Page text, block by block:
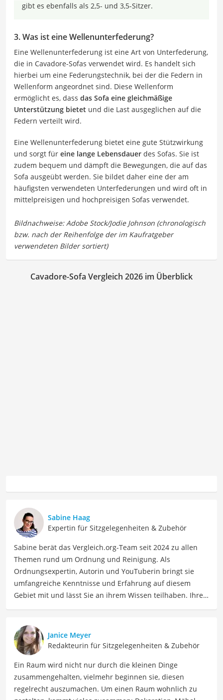
gibt es ebenfalls als 2,5- und 3,5-Sitzer.
3. Was ist eine Wellenunterfederung?
Eine Wellenunterfederung ist eine Art von Unterfederung,
die in Cavadore-Sofas verwendet wird. Es handelt sich
hierbei um eine Federungstechnik, bei der die Federn in
Wellenform angeordnet sind. Diese Wellenform
ermöglicht es, dass das Sofa eine gleichmäßige
Unterstützung bietet und die Last ausgeglichen auf die
Federn verteilt wird.
Eine Wellenunterfederung bietet eine gute Stützwirkung
und sorgt für eine lange Lebensdauer des Sofas. Sie ist
zudem bequem und dämpft die Bewegungen, die auf das
Sofa ausgeübt werden. Sie bildet daher eine der am
häufigsten verwendeten Unterfederungen und wird oft in
mittelpreisigen und hochpreisigen Sofas verwendet.
Cavadore-Sofa Vergleich 2026 im Überblick
Sabine Haag
Expertin für Sitzgelegenheiten & Zubehör
Sabine berät das Vergleich.org-Team seit 2024 zu allen
Themen rund um Ordnung und Reinigung. Als
Ordnungsexpertin, Autorin und YouTuberin bringt sie
umfangreiche Kenntnisse und Erfahrung auf diesem
Gebiet mit und lässt Sie an ihrem Wissen teilhaben. Ihre
als Expertin bei Vergleichen zu den Themen
Wohnungsreinigung, Haushaltszubehör, Vorrat und
Aufbewahrung, Textilpflege, Wäsche und Bügeln. In ihrer
Freizeit ordnet Sabine nicht nur ihren eigenen Haushalt,
sondern liest auch sehr gern. Wenn sie auf einem Gebiet
keine minimalistische Neigung hat, dann bei Büchern.
Janice Meyer
Redakteurin für Sitzgelegenheiten & Zubehör
Ein Raum wird nicht nur durch die kleinen Dinge
zusammengehalten, vielmehr beginnen sie, diesen
regelrecht auszumachen. Um einen Raum wohnlich zu